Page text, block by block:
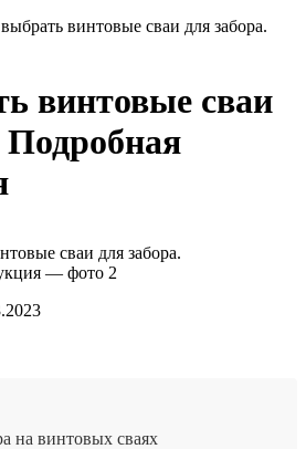
винтовые сваи для забора.
винтовые сваи
Подробная
на винтовых сваях